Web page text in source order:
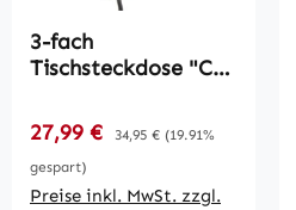
3-fach
Tischsteckdose "CT-
20W PD, 3m Kabel,
Schwarz
Verkaufspreis:
27,99 € Regulärer Preis:
34,95 € (19.91%
gespart)
Preise inkl. MwSt. zzgl.